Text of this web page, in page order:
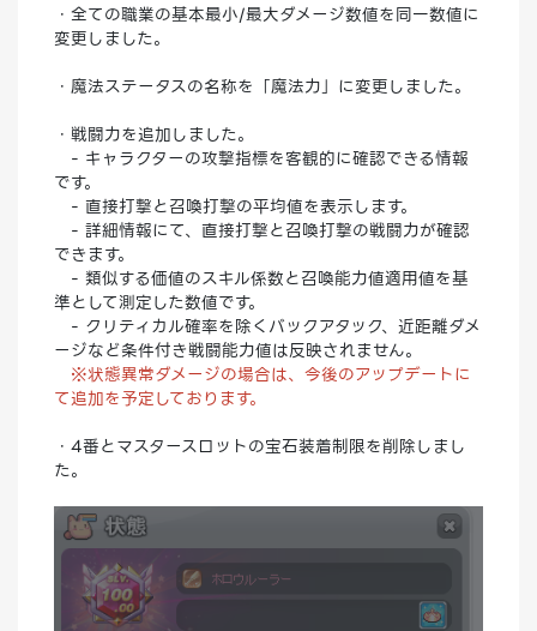
・全ての職業の基本最小/最大ダメージ数値を同一数値に
変更しました。
・魔法ステータスの名称を「魔法力」に変更しました。
・戦闘力を追加しました。
- キャラクターの攻撃指標を客観的に確認できる情報
です。
- 直接打撃と召喚打撃の平均値を表示します。
- 詳細情報にて、直接打撃と召喚打撃の戦闘力が確認
できます。
- 類似する価値のスキル係数と召喚能力値適用値を基
準として測定した数値です。
- クリティカル確率を除くバックアタック、近距離ダメ
ージなど条件付き戦闘能力値は反映されません。
※状態異常ダメージの場合は、今後のアップデートに
て追加を予定しております。
・4番とマスタースロットの宝石装着制限を削除しまし
た。